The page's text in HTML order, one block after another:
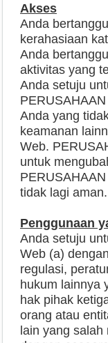
Akses
Anda
kerahasiaan
Anda
aktivitas yang
Anda setuju
Anda yang
keamanan
Web.
untuk
tidak lagi aman.
Penggunaan
Anda setuju
Web (a)
regulasi,
hukum lainnya
hak pihak
orang atau
lain yang salah